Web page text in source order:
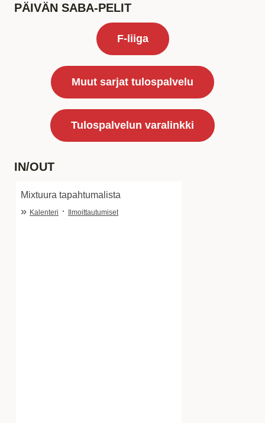
PÄIVÄN SABA-PELIT
F-liiga
Muut sarjat tulospalvelu
Tulospalvelun varalinkki
IN/OUT
Mixtuura tapahtumalista
» Kalenteri · Ilmoittautumiset